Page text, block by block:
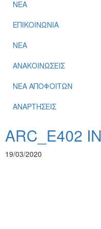
ΝΕΑ
ΕΠΙΚΟΙΝΩΝΙΑ
ΝΕΑ
ΑΝΑΚΟΙΝΩΣΕΙΣ
ΝΕΑ ΑΠΟΦΟΙΤΩΝ
ΑΝΑΡΤΗΣΕΙΣ
ARC_E402
19/03/2020